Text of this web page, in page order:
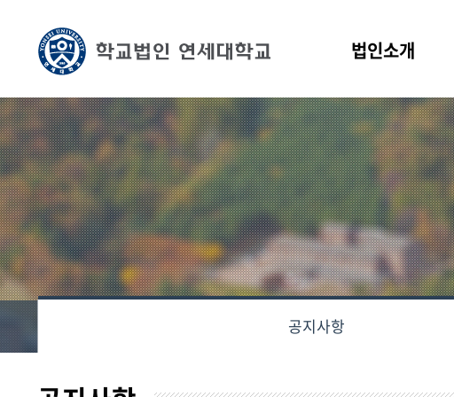
법인소개
공지사항